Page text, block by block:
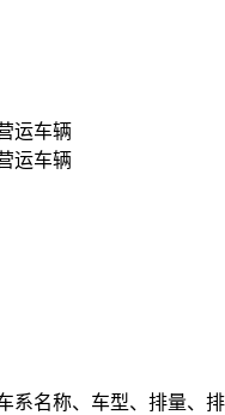
运车辆
运车辆
系名称、车型、排量、排